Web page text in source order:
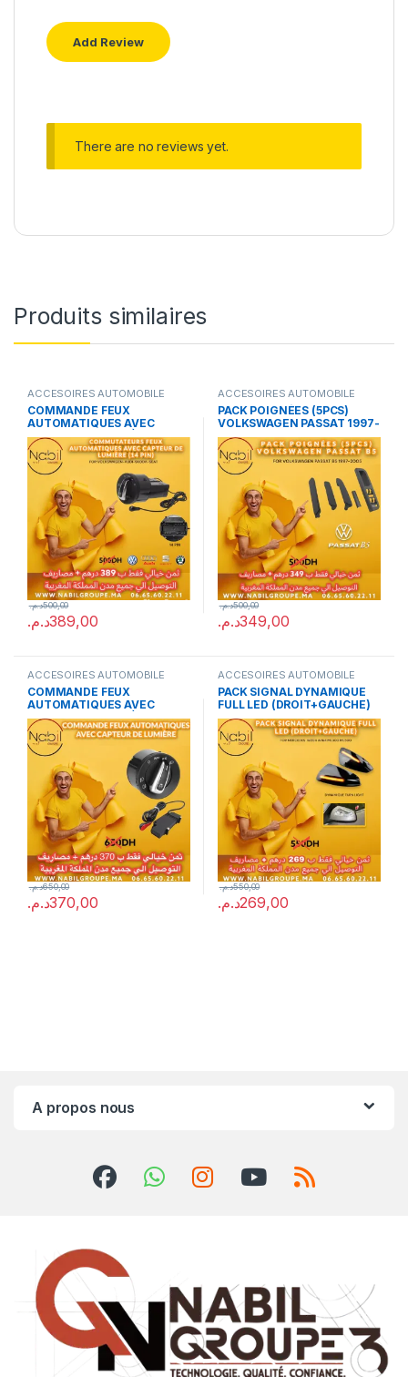
There are no reviews yet.
Produits similaires
ACCESOIRES AUTOMOBILE
COMMANDE FEUX
AUTOMATIQUES AVEC
CAPTEUR DE LUMIÈRE (14
PIN)
389,00د.م.
500,00د.م.
ACCESOIRES AUTOMOBILE
PACK POIGNÉES (5PCS)
VOLKSWAGEN PASSAT 1997-
2005
349,00د.م.
500,00د.م.
ACCESOIRES AUTOMOBILE
COMMANDE FEUX
AUTOMATIQUES AVEC
CAPTEUR DE LUMIÈRE (10
PIN)
370,00د.م.
650,00د.م.
ACCESOIRES AUTOMOBILE
PACK SIGNAL DYNAMIQUE
FULL LED (DROIT+GAUCHE)
FOR MERCEDES W204 W164
ML300 ML500
269,00د.م.
550,00د.م.
A propos nous